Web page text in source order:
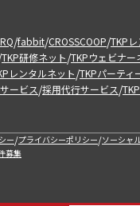
/fabbit/CROSSCOOP/TKP
TKP研修ネット/TKPウェビナー
レンタルネット/TKPパーティ
ービス/採用代行サービス/
ー/プライバシーポリシー/ソーシャ
募集